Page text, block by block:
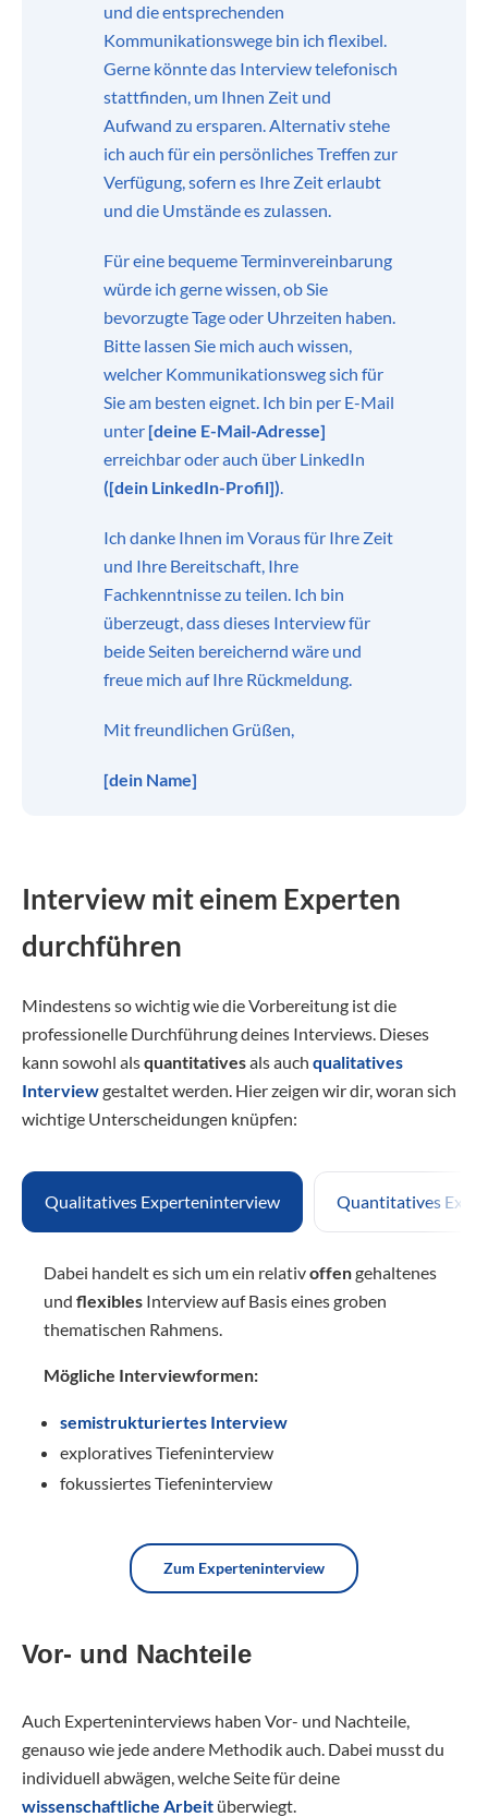
und die entsprechenden
Kommunikationswege bin ich flexibel.
Gerne könnte das Interview telefonisch
stattfinden, um Ihnen Zeit und
Aufwand zu ersparen. Alternativ stehe
ich auch für ein persönliches Treffen zur
Verfügung, sofern es Ihre Zeit erlaubt
und die Umstände es zulassen.
Für eine bequeme Terminvereinbarung
würde ich gerne wissen, ob Sie
bevorzugte Tage oder Uhrzeiten haben.
Bitte lassen Sie mich auch wissen,
welcher Kommunikationsweg sich für
Sie am besten eignet. Ich bin per E-Mail
unter [deine E-Mail-Adresse]
erreichbar oder auch über LinkedIn
([dein LinkedIn-Profil]).
Ich danke Ihnen im Voraus für Ihre Zeit
und Ihre Bereitschaft, Ihre
Fachkenntnisse zu teilen. Ich bin
überzeugt, dass dieses Interview für
beide Seiten bereichernd wäre und
freue mich auf Ihre Rückmeldung.
Mit freundlichen Grüßen,
[dein Name]
Interview mit einem Experten
durchführen
Mindestens so wichtig wie die Vorbereitung ist die
professionelle Durchführung deines Interviews. Dieses
kann sowohl alsquantitativesals auch qualitatives
Interviewgestaltet werden. Hier zeigen wir dir, woran sich
wichtige Unterscheidungen knüpfen:
Qualitatives Experteninterview Quantitatives
Dabei handelt es sich um ein relativoffengehaltenes
und flexibles Interview auf Basis eines groben
thematischen Rahmens.
Mögliche Interviewformen:
semistrukturiertes Interview
exploratives Tiefeninterview
fokussiertes Tiefeninterview
Zum Experteninterview
Vor- und Nachteile
Auch Experteninterviews haben Vor- und Nachteile,
genauso wie jede andere Methodik auch. Dabei musst du
individuell abwägen, welche Seite für deine
wissenschaftliche Arbeit überwiegt.